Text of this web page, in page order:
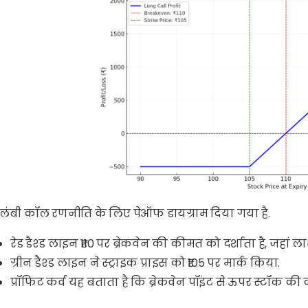
कॉल रणनीति के लिए पेऑफ डायग्राम दिया गया है.
रेड डैश्ड लाइन ₹110 पर ब्रेकवेन की कीमत को दर्शाता है, जहां
ग्रीन डैश्ड लाइन ने स्ट्राइक प्राइस को ₹105 पर मार्क किया.
प्रॉफिट कर्व यह बताता है कि ब्रेकवेन पॉइंट से ऊपर